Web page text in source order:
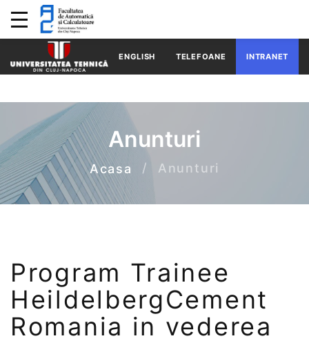
ENGLISH TELEFOANE INTRANET
Anunturi
Acasa Anunturi
Program Trainee
HeildelbergCement
Romania in vederea